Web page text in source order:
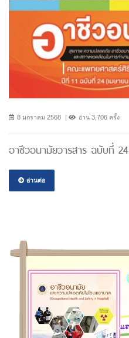
8 มกราคม 2568 อ่าน 3,706 ครั้ง
อาชีวอนามัยวารสาร ฉบับที่ 24
อ่านต่อ